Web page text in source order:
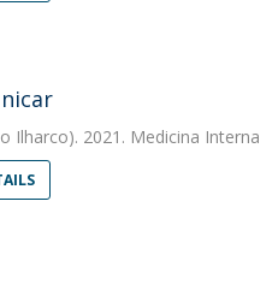
Ilharco). 2021. Medicina Interna